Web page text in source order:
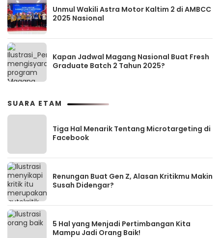
Unmul Wakili Astra Motor Kaltim 2 di AMBCC
2025 Nasional
Kapan Jadwal Magang Nasional Buat Fresh
Graduate Batch 2 Tahun 2025?
SUARA ETAM
Tiga Hal Menarik Tentang Microtargeting di
Facebook
Renungan Buat Gen Z, Alasan Kritikmu Makin
Susah Didengar?
5 Hal yang Menjadi Pertimbangan Kita
Mampu Jadi Orang Baik!